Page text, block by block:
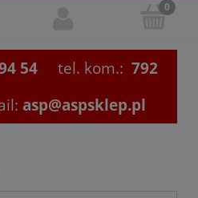
54 tel. kom.: 792
asp@aspsklep.pl